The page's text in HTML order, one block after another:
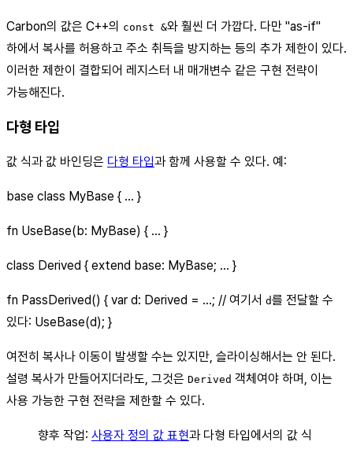
Carbon의 값은 C++의 const &와 훨씬 더 가깝다. 다만 "as-if"
하에서 복사를 허용하고 주소 취득을 방지하는 등의 추가 제한이 있다.
이러한 제한이 결합되어 레지스터 내 매개변수 같은 구현 전략이
가능해진다.
다형 타입
값 식과 값 바인딩은 다형 타입과 함께 사용할 수 있다. 예:
base class MyBase { ... }
fn UseBase(b: MyBase) { ... }
class Derived { extend base: MyBase; ... }
fn PassDerived() { var d: Derived = ...; // 여기서 d를 전달할 수
있다: UseBase(d); }
여전히 복사나 이동이 발생할 수는 있지만, 슬라이싱해서는 안 된다.
설령 복사가 만들어지더라도, 그것은 Derived 객체여야 하며, 이는
사용 가능한 구현 전략을 제한할 수 있다.
향후 작업: 사용자 정의 값 표현과 다형 타입에서의 값 식